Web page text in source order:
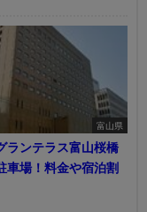
富山県
ランテラス富山桜橋
車場！料金や宿泊割